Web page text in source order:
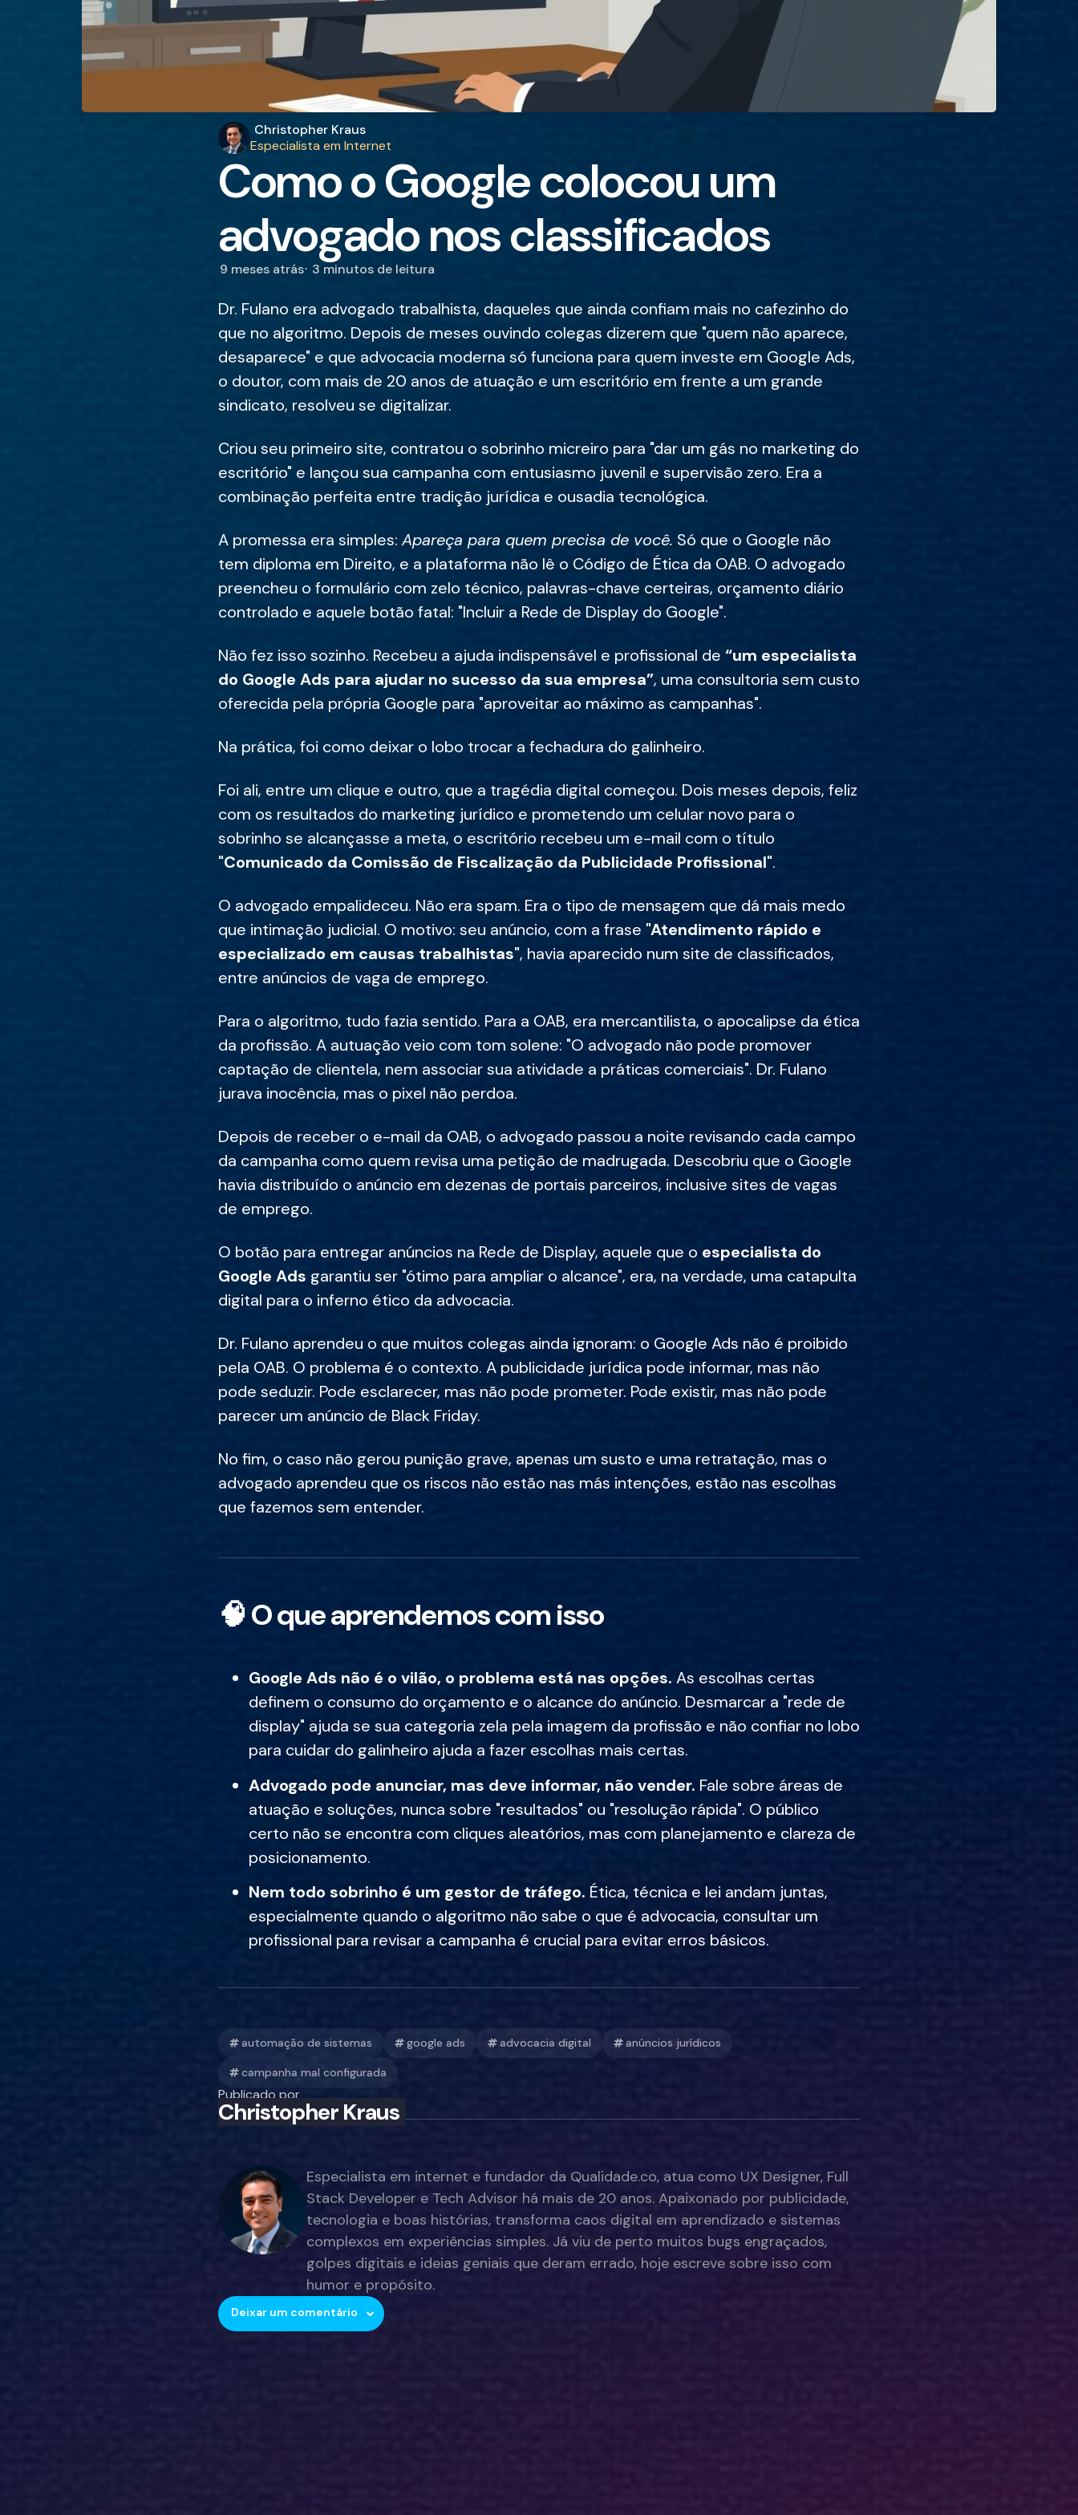
Publicado
por
Christopher Kraus
Especialista em Internet
Como o Google colocou um
advogado nos classificados
9 meses atrás 3 minutos de leitura
Dr. Fulano era advogado trabalhista, daqueles que ainda confiam mais no cafezinho do
que no algoritmo. Depois de meses ouvindo colegas dizerem que "quem não aparece,
desaparece" e que advocacia moderna só funciona para quem investe em Google Ads,
o doutor, com mais de 20 anos de atuação e um escritório em frente a um grande
sindicato, resolveu se digitalizar.
Criou seu primeiro site, contratou o sobrinho micreiro para "dar um gás no marketing do
escritório" e lançou sua campanha com entusiasmo juvenil e supervisão zero. Era a
combinação perfeita entre tradição jurídica e ousadia tecnológica.
A promessa era simples: Apareça para quem precisa de você. Só que o Google não
tem diploma em Direito, e a plataforma não lê o Código de Ética da OAB. O advogado
preencheu o formulário com zelo técnico, palavras-chave certeiras, orçamento diário
controlado e aquele botão fatal: "Incluir a Rede de Display do Google".
Não fez isso sozinho. Recebeu a ajuda indispensável e profissional de “um especialista
do Google Ads para ajudar no sucesso da sua empresa”, uma consultoria sem custo
oferecida pela própria Google para "aproveitar ao máximo as campanhas".
Na prática, foi como deixar o lobo trocar a fechadura do galinheiro.
Foi ali, entre um clique e outro, que a tragédia digital começou. Dois meses depois, feliz
com os resultados do marketing jurídico e prometendo um celular novo para o
sobrinho se alcançasse a meta, o escritório recebeu um e-mail com o título
"Comunicado da Comissão de Fiscalização da Publicidade Profissional".
O advogado empalideceu. Não era spam. Era o tipo de mensagem que dá mais medo
que intimação judicial. O motivo: seu anúncio, com a frase "Atendimento rápido e
especializado em causas trabalhistas", havia aparecido num site de classificados,
entre anúncios de vaga de emprego.
Para o algoritmo, tudo fazia sentido. Para a OAB, era mercantilista, o apocalipse da ética
da profissão. A autuação veio com tom solene: "O advogado não pode promover
captação de clientela, nem associar sua atividade a práticas comerciais". Dr. Fulano
jurava inocência, mas o pixel não perdoa.
Depois de receber o e-mail da OAB, o advogado passou a noite revisando cada campo
da campanha como quem revisa uma petição de madrugada. Descobriu que o Google
havia distribuído o anúncio em dezenas de portais parceiros, inclusive sites de vagas
de emprego.
O botão para entregar anúncios na Rede de Display, aquele que o especialista do
Google Ads garantiu ser "ótimo para ampliar o alcance", era, na verdade, uma catapulta
digital para o inferno ético da advocacia.
Dr. Fulano aprendeu o que muitos colegas ainda ignoram: o Google Ads não é proibido
pela OAB. O problema é o contexto. A publicidade jurídica pode informar, mas não
pode seduzir. Pode esclarecer, mas não pode prometer. Pode existir, mas não pode
parecer um anúncio de Black Friday.
No fim, o caso não gerou punição grave, apenas um susto e uma retratação, mas o
advogado aprendeu que os riscos não estão nas más intenções, estão nas escolhas
que fazemos sem entender.
🧠O que aprendemos com isso
Google Ads não é o vilão, o problema está nas opções. As escolhas certas
definem o consumo do orçamento e o alcance do anúncio. Desmarcar a "rede de
display" ajuda se sua categoria zela pela imagem da profissão e não confiar no lobo
para cuidar do galinheiro ajuda a fazer escolhas mais certas.
Advogado pode anunciar, mas deve informar, não vender. Fale sobre áreas de
atuação e soluções, nunca sobre "resultados" ou "resolução rápida". O público
certo não se encontra com cliques aleatórios, mas com planejamento e clareza de
posicionamento.
Nem todo sobrinho é um gestor de tráfego. Ética, técnica e lei andam juntas,
especialmente quando o algoritmo não sabe o que é advocacia, consultar um
profissional para revisar a campanha é crucial para evitar erros básicos.
automação de sistemas google ads advocacia digital anúncios jurídicos
campanha mal configurada
Publicado por
Christopher Kraus
Especialista em internet e fundador da Qualidade.co, atua como UX Designer, Full
Stack Developer e Tech Advisor há mais de 20 anos. Apaixonado por publicidade,
tecnologia e boas histórias, transforma caos digital em aprendizado e sistemas
complexos em experiências simples. Já viu de perto muitos bugs engraçados,
golpes digitais e ideias geniais que deram errado, hoje escreve sobre isso com
humor e propósito.
Deixar um comentário